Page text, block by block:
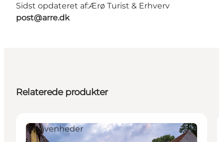
Sidst opdateret af:Ærø Turist & Erhverv
post@arre.dk
Relaterede produkter
Begivenheder